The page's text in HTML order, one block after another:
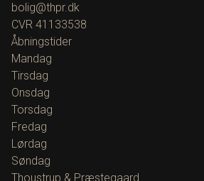
bolig@thpr.dk
CVR 41133538
Åbningstider
Mandag
Tirsdag
Onsdag
Torsdag
Fredag
Lørdag
Søndag
Thoustrup & Præstegaard